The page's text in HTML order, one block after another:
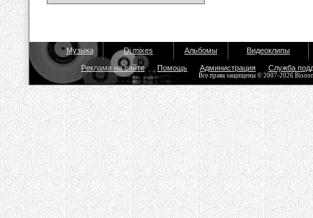
Музыка Dj mixes Альбомы Видеоклипы
Реклама на сайте Помощь Администрация Служба
Все права защищены © 2007-2026